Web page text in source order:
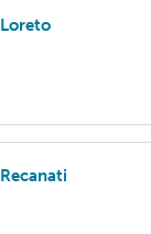
Loreto
Recanati